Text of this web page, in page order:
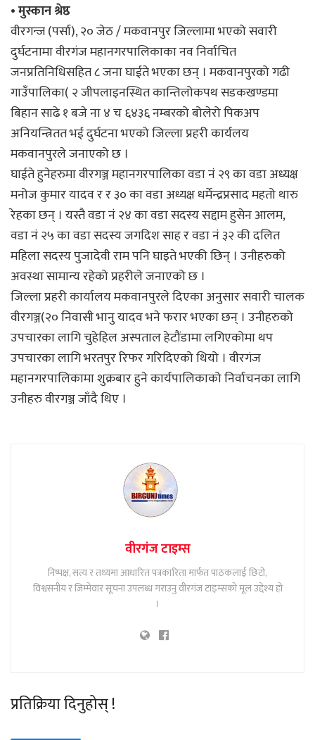
• मुस्कान श्रेष्ठ
वीरगन्ज (पर्सा), २० जेठ / मकवानपुर जिल्लामा भएको सवारी
दुर्घटनामा वीरगंज महानगरपालिकाका नव निर्वाचित
जनप्रतिनिधिसहित ८ जना घाईते भएका छन् । मकवानपुरको गढी
गाउँपालिका( २ जीपलाइनस्थित कान्तिलोकपथ सडकखण्डमा
बिहान साढे १ बजे ना ४ च ६४३६ नम्बरको बोलेरो पिकअप
अनियन्त्रितत भई दुर्घटना भएको जिल्ला प्रहरी कार्यलय
मकवानपुरले जनाएको छ ।
घाईते हुनेहरुमा वीरगञ्ज महानगरपालिका वडा नं २९ का वडा अध्यक्ष
मनोज कुमार यादव र र ३० का वडा अध्यक्ष धर्मेन्द्रप्रसाद महतो थारु
रेहका छन् । यस्तै वडा नं २४ का वडा सदस्य सद्दाम हुसेन आलम,
वडा नं २५ का वडा सदस्य जगदिश साह र वडा नं ३२ की दलित
महिला सदस्य पुजादेवी राम पनि घाइते भएकी छिन् । उनीहरुको
अवस्था सामान्य रहेको प्रहरीले जनाएको छ ।
जिल्ला प्रहरी कार्यालय मकवानपुरले दिएका अनुसार सवारी चालक
वीरगञ्ज(२० निवासी भानु यादव भने फरार भएका छन् । उनीहरुको
उपचारका लागि चुहेहिल अस्पताल हेटौंडामा लगिएकोमा थप
उपचारका लागि भरतपुर रिफर गरिदिएको थियो । वीरगंज
महानगरपालिकामा शुक्रबार हुने कार्यपालिकाको निर्वाचनका लागि
उनीहरु वीरगञ्ज जाँदै थिए ।
वीरगंज टाइम्स
निष्पक्ष, सत्य र तथ्यमा आधारित पत्रकारिता मार्फत पाठकलाई छिटो,
विश्वसनीय र जिम्मेवार सूचना उपलब्ध गराउनु वीरगंज टाइम्सको मूल उद्देश्य हो
।
प्रतिक्रिया दिनुहोस् !